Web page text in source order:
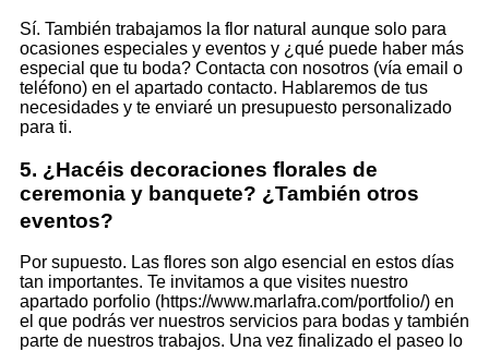
Sí. También trabajamos la flor natural aunque solo para
ocasiones especiales y eventos y ¿qué puede haber más
especial que tu boda? Contacta con nosotros (vía email o
teléfono) en el apartado contacto. Hablaremos de tus
necesidades y te enviaré un presupuesto personalizado
para ti.
5. ¿Hacéis decoraciones florales de
ceremonia y banquete? ¿También otros
eventos?
Por supuesto. Las flores son algo esencial en estos días
tan importantes. Te invitamos a que visites nuestro
apartado porfolio (https://www.marlafra.com/portfolio/) en
el que podrás ver nuestros servicios para bodas y también
parte de nuestros trabajos. Una vez finalizado el paseo lo